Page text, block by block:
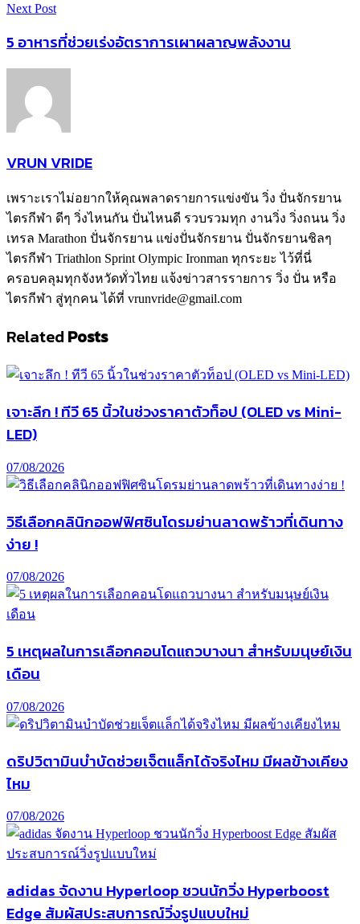
Next Post
5 อาหารที่ช่วยเร่งอัตราการเผาผลาญพลังงาน
VRUN VRIDE
เพราะเราไม่อยากให้คุณพลาดรายการแข่งขัน วิ่ง ปั่นจักรยาน
ไตรกีฬา ดีๆ วิ่งไหนกัน ปั่นไหนดี รวบรวมทุก งานวิ่ง วิ่งถนน วิ่ง
เทรล Marathon ปั่นจักรยาน แข่งปั่นจักรยาน ปั่นจักรยานชิลๆ
ไตรกีฬา Triathlon Sprint Olympic Ironman ทุกระยะ ไว้ที่นี่
ครอบคลุมทุกจังหวัดทั่วไทย แจ้งข่าวสารรายการ วิ่ง ปั่น หรือ
ไตรกีฬา สู่ทุกคน ได้ที่ vrunvride@gmail.com
Related Posts
เจาะลึก ! ทีวี 65 นิ้วในช่วงราคาตัวท็อป (OLED vs Mini-
LED)
07/08/2026
วิธีเลือกคลินิกออฟฟิศซินโดรมย่านลาดพร้าวที่เดินทาง
ง่าย !
07/08/2026
5 เหตุผลในการเลือกคอนโดแถวบางนา สำหรับมนุษย์เงิน
เดือน
07/08/2026
ดริปวิตามินบำบัดช่วยเจ็ตแล็กได้จริงไหม มีผลข้างเคียง
ไหม
07/08/2026
adidas จัดงาน Hyperloop ชวนนักวิ่ง Hyperboost
Edge สัมผัสประสบการณ์วิ่งรูปแบบใหม่